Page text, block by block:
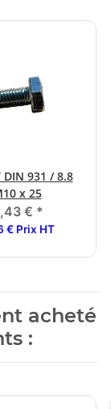
DIN 931 / 8.8
x 25
€ *
€ Prix HT
acheté
: